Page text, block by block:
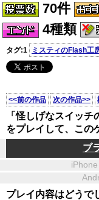
70件
4種類
タグ:1 ミスティのFlash工
<<前の作品 次の作品>>
「怪しげなスイッチ
をプレイして、この
ブ
プレイ内容はどうで